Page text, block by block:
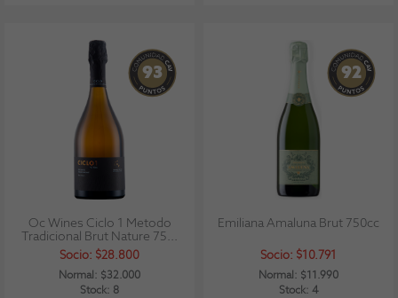
93
Oc Wines Ciclo 1 Metodo
Tradicional Brut Nature 75...
Socio: $28.800
Normal: $32.000
Stock: 8
92
Emiliana Amaluna Brut 750cc
Socio: $10.791
Normal: $11.990
Stock: 4